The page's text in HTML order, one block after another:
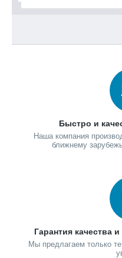
Быстро и
Наша компания
ближнему
Гарантия качества
Мы предлагаем только